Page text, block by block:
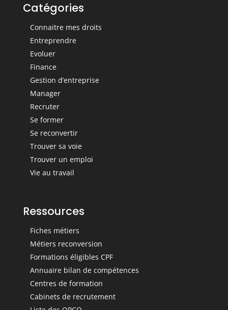
Catégories
Connaitre mes droits
Entreprendre
Evoluer
Finance
Gestion d’entreprise
Manager
Recruter
Se former
Se reconvertir
Trouver sa voie
Trouver un emploi
Vie au travail
Ressources
Fiches métiers
Métiers reconversion
Formations éligibles CPF
Annuaire bilan de compétences
Centres de formation
Cabinets de recrutement